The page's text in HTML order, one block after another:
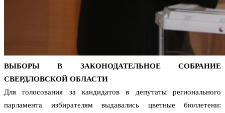
ВЫБОРЫ В ЗАКОНОДАТЕЛЬНОЕ СОБРАНИЕ
СВЕРДЛОВСКОЙ ОБЛАСТИ
Для голосования за кандидатов в депутаты регионального
парламента избирателям выдавались цветные бюллетени: